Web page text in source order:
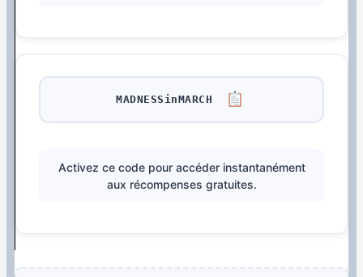
MADNESSinMARCH
Activez ce code pour accéder instantanément
aux récompenses gratuites.